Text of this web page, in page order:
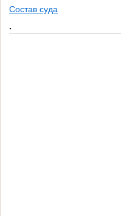
Состав суда
.